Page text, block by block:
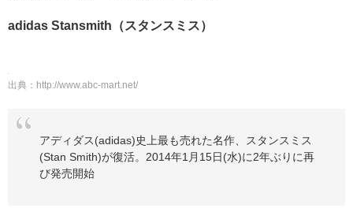
adidas Stansmith（スタンスミス）
出典： http://www.abc-mart.net/
アディダス(adidas)史上最も売れた名作、スタンスミス
(Stan Smith)が復活。2014年1月15日(水)に2年ぶりに再
び発売開始